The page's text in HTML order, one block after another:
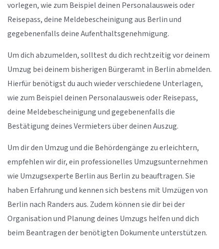
vorlegen, wie zum Beispiel deinen Personalausweis oder
Reisepass, deine Meldebescheinigung aus Berlin und
gegebenenfalls deine Aufenthaltsgenehmigung.
Um dich abzumelden, solltest du dich rechtzeitig vor deinem
Umzug bei deinem bisherigen Bürgeramt in Berlin abmelden.
Hierfür benötigst du auch wieder verschiedene Unterlagen,
wie zum Beispiel deinen Personalausweis oder Reisepass,
deine Meldebescheinigung und gegebenenfalls die
Bestätigung deines Vermieters über deinen Auszug.
Um dir den Umzug und die Behördengänge zu erleichtern,
empfehlen wir dir, ein professionelles Umzugsunternehmen
wie Umzugsexperte Berlin aus Berlin zu beauftragen. Sie
haben Erfahrung und kennen sich bestens mit Umzügen von
Berlin nach Randers aus. Zudem können sie dir bei der
Organisation und Planung deines Umzugs helfen und dich
beim Beantragen der benötigten Dokumente unterstützen.